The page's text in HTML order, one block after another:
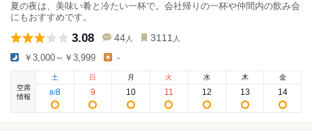
夏の夜は、美味い肴と冷たい一杯で。会社帰りの一杯や仲間内の飲み会
にもおすすめです。
3.08 44 人 3111 人
￥3,000～￥3,999 -
空席
情報
土
8/8
日
9
月
10
火
11
水
12
木
13
金
14